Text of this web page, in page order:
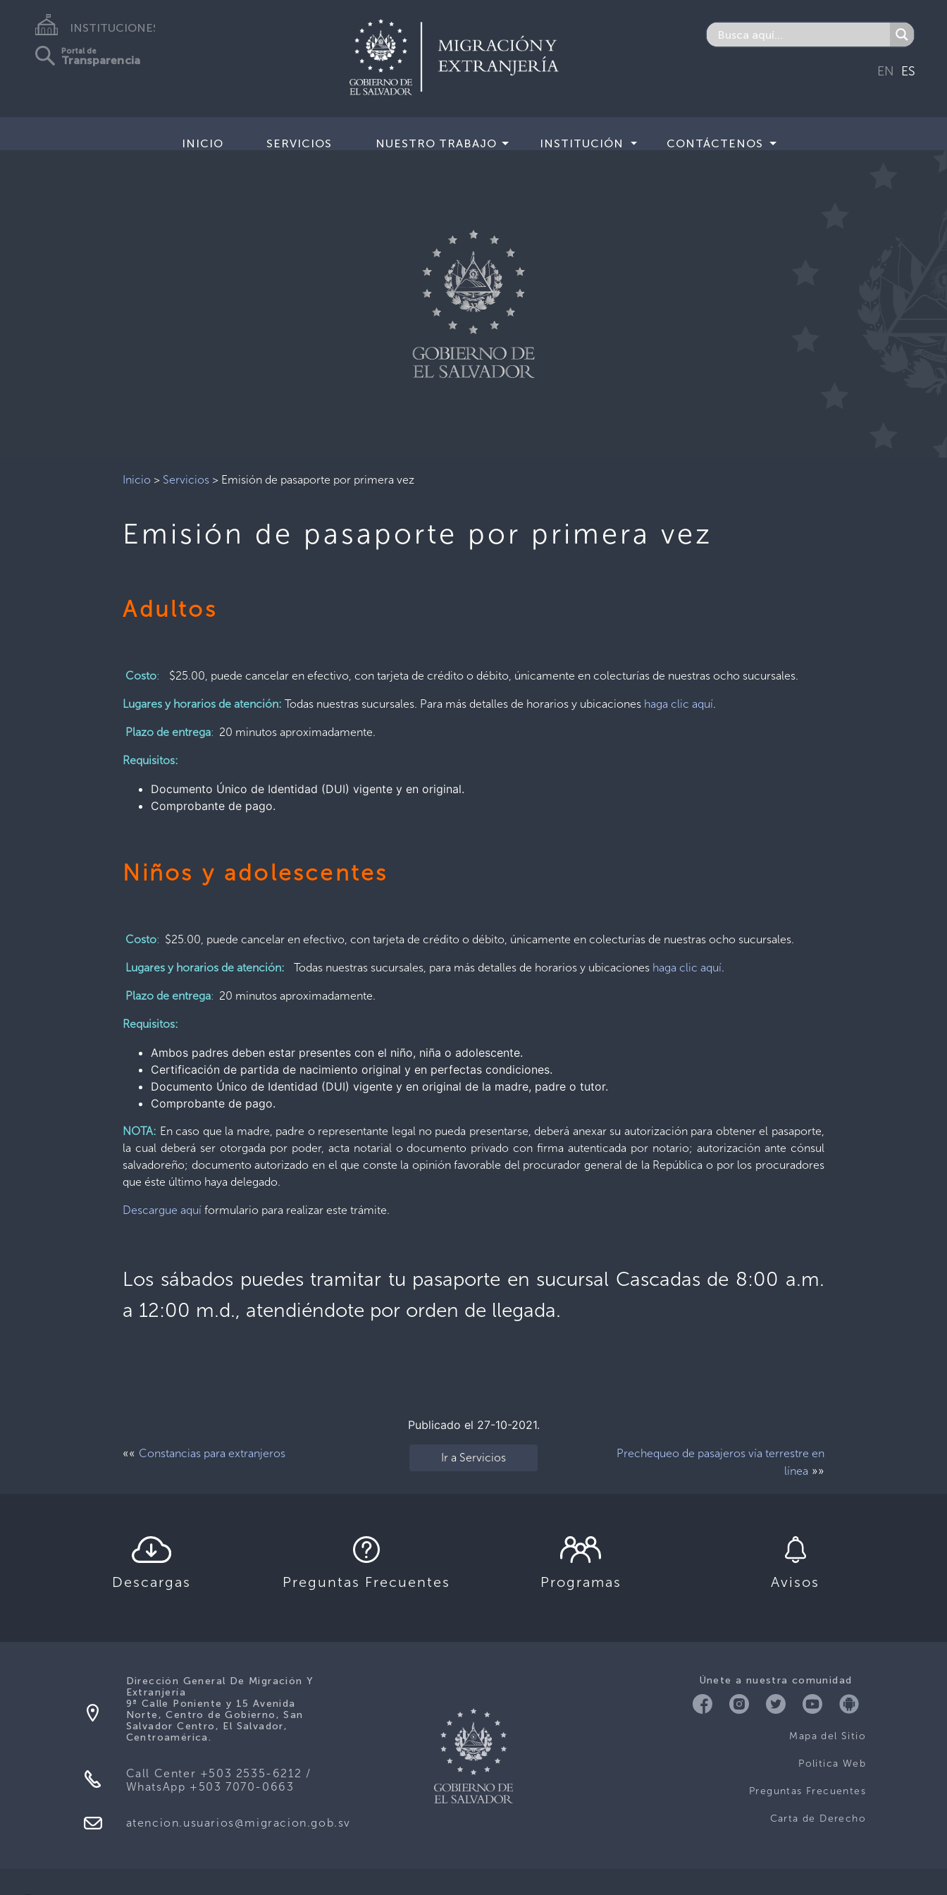
INSTITUCIONES
Portal de
Transparencia
EN ES
INICIO SERVICIOS NUESTRO TRABAJO INSTITUCIÓN CONTÁCTENOS
Inicio > Servicios > Emisión de pasaporte por primera vez
Emisión de pasaporte por primera vez
Adultos
Costo: $25.00, puede cancelar en efectivo, con tarjeta de crédito o débito, únicamente en colecturías de nuestras ocho sucursales.
Lugares y horarios de atención: Todas nuestras sucursales. Para más detalles de horarios y ubicaciones haga clic aquí.
Plazo de entrega: 20 minutos aproximadamente.
Requisitos:
Documento Único de Identidad (DUI) vigente y en original.
Comprobante de pago.
Niños y adolescentes
Costo: $25.00, puede cancelar en efectivo, con tarjeta de crédito o débito, únicamente en colecturías de nuestras ocho sucursales.
Lugares y horarios de atención: Todas nuestras sucursales, para más detalles de horarios y ubicaciones haga clic aquí.
Plazo de entrega: 20 minutos aproximadamente.
Requisitos:
Ambos padres deben estar presentes con el niño, niña o adolescente.
Certificación de partida de nacimiento original y en perfectas condiciones.
Documento Único de Identidad (DUI) vigente y en original de la madre, padre o tutor.
Comprobante de pago.
NOTA: En caso que la madre, padre o representante legal no pueda presentarse, deberá anexar su autorización para obtener el pasaporte,
la cual deberá ser otorgada por poder, acta notarial o documento privado con firma autenticada por notario; autorización ante cónsul
salvadoreño; documento autorizado en el que conste la opinión favorable del procurador general de la República o por los procuradores
que éste último haya delegado.
Descargue aquíformulario para realizar este trámite.
Los sábados puedes tramitar tu pasaporte en sucursal Cascadas de 8:00 a.m.
a 12:00 m.d., atendiéndote por orden de llegada.
Publicado el 27-10-2021.
«« Constancias para extranjeros Ir a Servicios
Prechequeo de pasajeros vía terrestre en
línea »»
Descargas Preguntas Frecuentes Programas Avisos
Únete a nuestra comunidad
Mapa del Sitio
Politica Web
Preguntas Frecuentes
Carta de Derecho
Dirección General De Migración Y
Extranjería
9ª Calle Poniente y 15 Avenida
Norte, Centro de Gobierno, San
Salvador Centro, El Salvador,
Centroamérica.
Call Center +503 2535-6212 /
WhatsApp +503 7070-0663
atencion.usuarios@migracion.gob.sv